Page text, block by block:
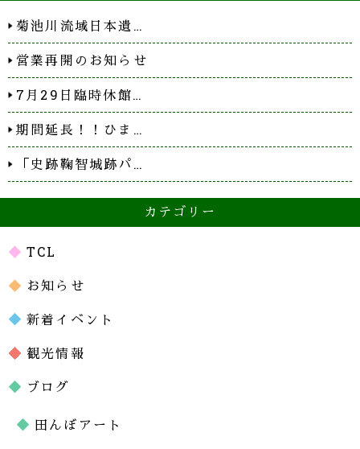
菊池川流域日本遺…
営業再開のお知らせ
7月29日臨時休館…
期間延長！！ひま…
「史跡鞠智城跡パ…
カテゴリー
TCL
お知らせ
新着イベント
観光情報
ブログ
田んぼアート